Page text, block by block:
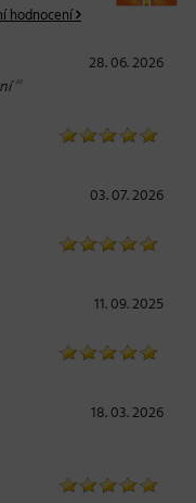
hodnocení
28. 06. 2026
“
03. 07. 2026
11. 09. 2025
18. 03. 2026